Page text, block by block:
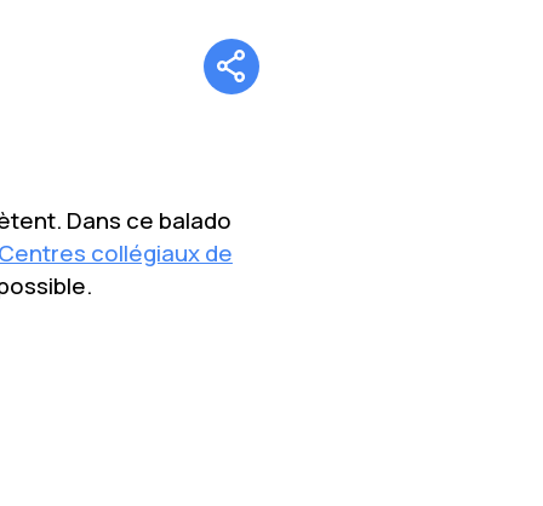
Dans ce balado
Centres collégiaux de